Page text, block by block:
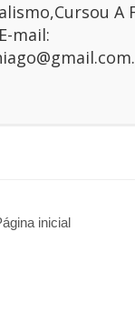
A
mail:
inicial